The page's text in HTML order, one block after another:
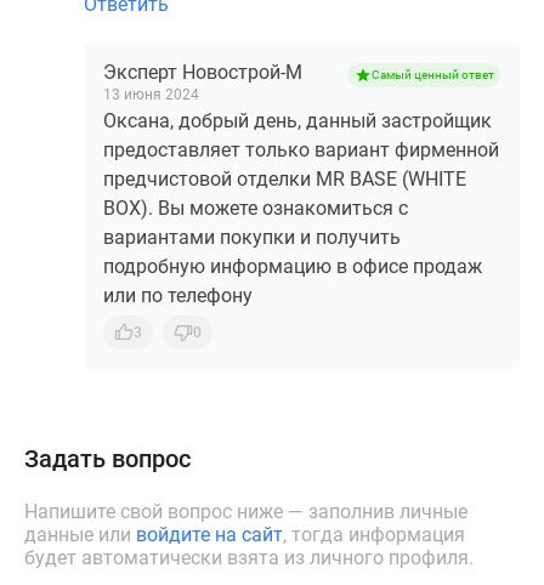
Эксперт Новострой-М
13 июня 2024
Самый ценный ответ
Оксана, добрый день, данный застройщик
предоставляет только вариант фирменной
предчистовой отделки MR BASE (WHITE
BOX). Вы можете ознакомиться с
вариантами покупки и получить
подробную информацию в офисе продаж
или по телефону
3 0
Задать вопрос
Напишите свой вопрос ниже — заполнив личные
данные или войдите на сайт, тогда информация
будет автоматически взята из личного профиля.